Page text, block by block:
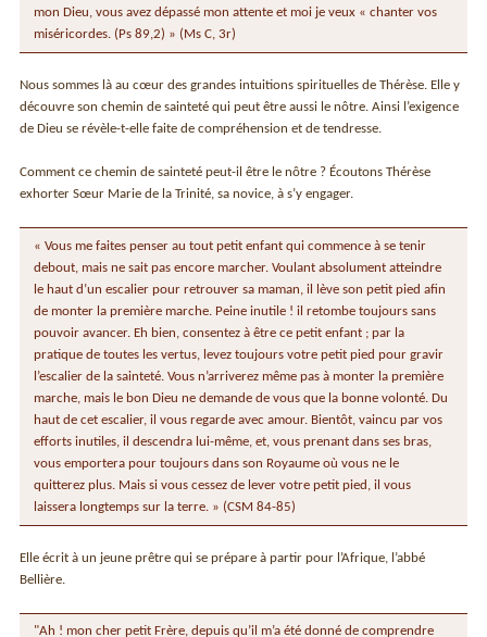
mon Dieu, vous avez dépassé mon attente et moi je veux « chanter vos
miséricordes. (Ps 89,2) » (Ms C, 3r)
Nous sommes là au cœur des grandes intuitions spirituelles de Thérèse. Elle y
découvre son chemin de sainteté qui peut être aussi le nôtre. Ainsi l’exigence
de Dieu se révèle-t-elle faite de compréhension et de tendresse.
Comment ce chemin de sainteté peut-il être le nôtre ? Écoutons Thérèse
exhorter Sœur Marie de la Trinité, sa novice, à s’y engager.
« Vous me faites penser au tout petit enfant qui commence à se tenir
debout, mais ne sait pas encore marcher. Voulant absolument atteindre
le haut d’un escalier pour retrouver sa maman, il lève son petit pied afin
de monter la première marche. Peine inutile ! il retombe toujours sans
pouvoir avancer. Eh bien, consentez à être ce petit enfant ; par la
pratique de toutes les vertus, levez toujours votre petit pied pour gravir
l’escalier de la sainteté. Vous n’arriverez même pas à monter la première
marche, mais le bon Dieu ne demande de vous que la bonne volonté. Du
haut de cet escalier, il vous regarde avec amour. Bientôt, vaincu par vos
efforts inutiles, il descendra lui-même, et, vous prenant dans ses bras,
vous emportera pour toujours dans son Royaume où vous ne le
quitterez plus. Mais si vous cessez de lever votre petit pied, il vous
laissera longtemps sur la terre. » (CSM 84-85)
Elle écrit à un jeune prêtre qui se prépare à partir pour l’Afrique, l’abbé
Bellière.
"Ah ! mon cher petit Frère, depuis qu’il m’a été donné de comprendre